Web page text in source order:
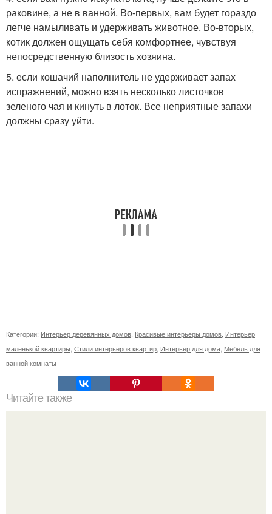
раковине, а не в ванной. Во-первых, вам будет гораздо
легче намыливать и удерживать животное. Во-вторых,
котик должен ощущать себя комфортнее, чувствуя
непосредственную близость хозяина.
5. если кошачий наполнитель не удерживает запах
испражнений, можно взять несколько листочков
зеленого чая и кинуть в лоток. Все неприятные запахи
должны сразу уйти.
Категории: Интерьер деревянных домов Красивые интерьеры домов Интерьер
маленькой квартиры Стили интерьеров квартир Интерьер для дома Мебель для
ванной комнаты
Читайте также